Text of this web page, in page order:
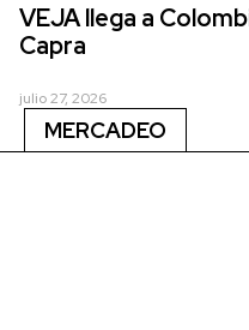
VEJA llega a
Capra
julio 27, 2026
MERCADEO